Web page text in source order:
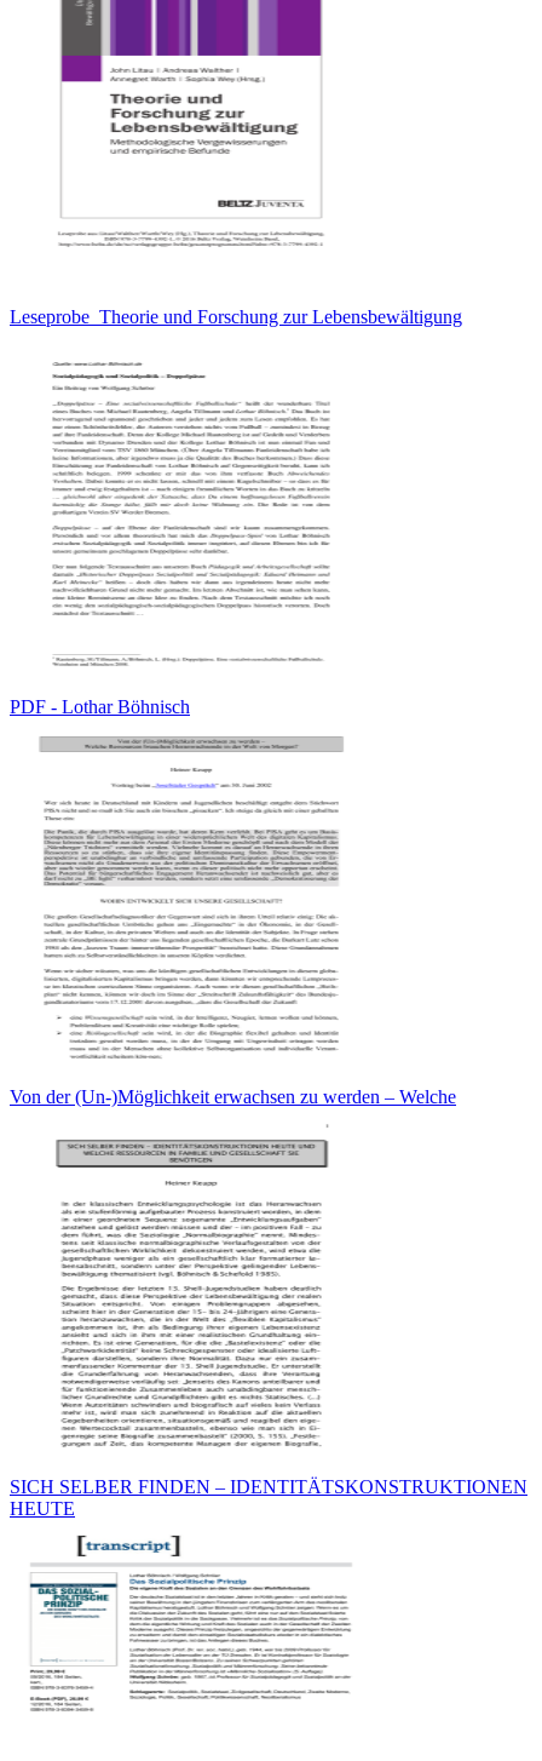
Leseprobe_Theorie und Forschung zur Lebensbewältigung
PDF - Lothar Böhnisch
Von der (Un-)Möglichkeit erwachsen zu werden – Welche
SICH SELBER FINDEN – IDENTITÄTSKONSTRUKTIONEN
HEUTE